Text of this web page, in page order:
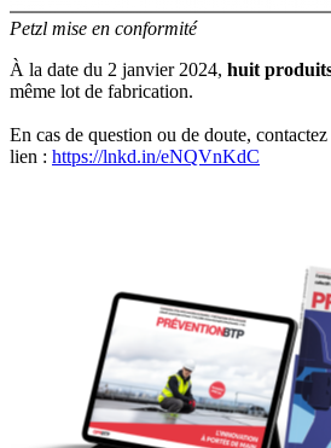
Petzl mise en conformité
À la date du 2 janvier 2024, huit
même lot de fabrication.
En cas de question ou de doute,
lien : https://lnkd.in/eNQVnKdC